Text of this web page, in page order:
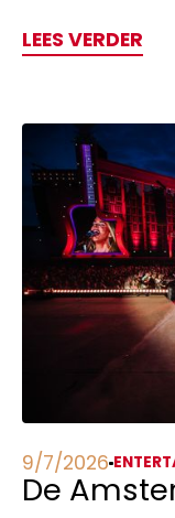
LEES VERDER
De
9/7/2026